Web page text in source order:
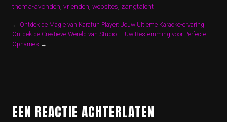
thema-avonden vrienden websites zangtalent
← Ontdek de Magie van Karafun Player: Jouw Ultieme Karaoke-ervaring!
Ontdek de Creatieve Wereld van Studio E: Uw Bestemming voor Perfecte
Opnames →
EEN REACTIE ACHTERLATEN